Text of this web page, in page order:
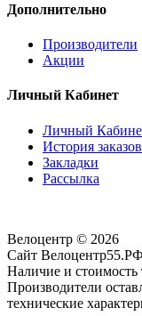
Дополнительно
Производители
Акции
Личный Кабинет
Личный
История заказов
Закладки
Рассылка
Велоцентр © 2026
Сайт
Наличие и стоимость
Производители
технические